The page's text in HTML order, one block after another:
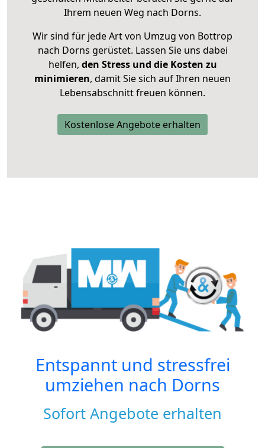
Ihrem neuen Weg nach Dorns.
Wir sind für jede Art von Umzug von Bottrop
nach Dorns gerüstet. Lassen Sie uns dabei
helfen, den Stress und die Kosten zu
minimieren, damit Sie sich auf Ihren neuen
Lebensabschnitt freuen können.
Kostenlose Angebote erhalten
Entspannt und stressfrei
umziehen nach Dorns
Sofort Angebote erhalten